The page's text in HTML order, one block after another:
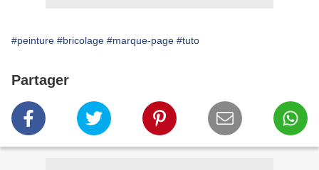
#peinture #bricolage #marque-page #tuto
Partager